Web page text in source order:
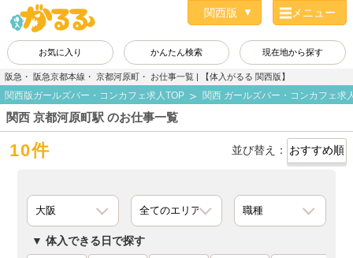
メニュー
お気に入り かんたん検索 現在地から探す
阪急・ 阪急京都本線・ 京都河原町・ お仕事一覧 | 【体入がるる 関西版】
関西版ガールズバー・コンカフェ求人TOP 関西 ガールズバー・コンカフェ求
関西 京都河原町駅 のお仕事一覧
10件 並び替え：
体入できる日で探す